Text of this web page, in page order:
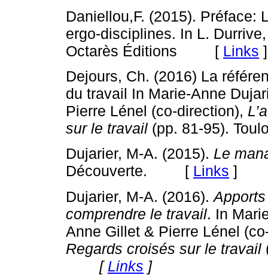
Daniellou,F. (2015). Préface:
ergo-disciplines. In L.
Octarès Éditions [ Links ]
Dejours, Ch. (2016) La
du travail In Marie-Anne
Pierre Lénel (co-direction),
sur le travail (pp. 81-95).
Dujarier, M-A. (2015). Le
Découverte. [ Links ]
Dujarier, M-A. (2016).
comprendre le travail. In
Anne Gillet & Pierre Lénel
Regards croisés sur le travail
[ Links ]